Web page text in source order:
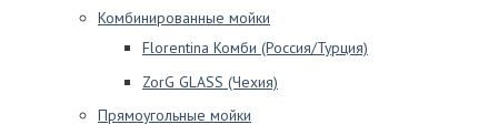
Комбинированные мойки
Florentina Комби (Россия/Турция)
ZorG GLASS (Чехия)
Прямоугольные мойки